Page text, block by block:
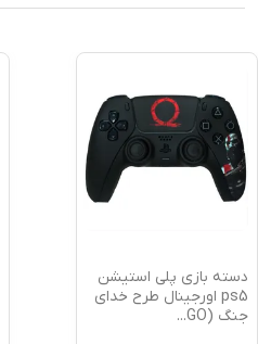
دسته بازی پلی استیشن
ps5 اورجینال طرح خدای
جنگ (GO
...